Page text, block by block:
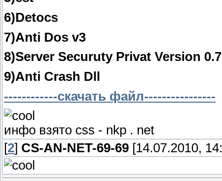
6)Detocs
7)Anti Dos v3
8)Server Securuty Privat Version
9)Anti Crash Dll
------------скачать файл----------------
инфо взято css - nkp . net
[2] CS-AN-NET-69-69 [14.07.2010,